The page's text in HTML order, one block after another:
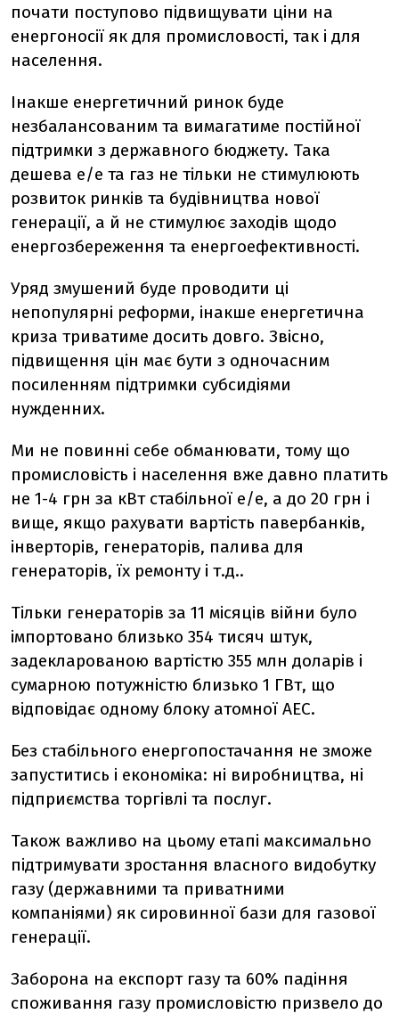
почати поступово підвищувати ціни на
енергоносії як для промисловості, так і для
населення.
Інакше енергетичний ринок буде
незбалансованим та вимагатиме постійної
підтримки з державного бюджету. Така
дешева е/е та газ не тільки не стимулюють
розвиток ринків та будівництва нової
генерації, а й не стимулює заходів щодо
енергозбереження та енергоефективності.
Уряд змушений буде проводити ці
непопулярні реформи, інакше енергетична
криза триватиме досить довго. Звісно,
підвищення цін має бути з одночасним
посиленням підтримки субсидіями
нужденних.
Ми не повинні себе обманювати, тому що
промисловість і населення вже давно платить
не 1-4 грн за кВт стабільної е/е, а до 20 грн і
вище, якщо рахувати вартість павербанків,
інверторів, генераторів, палива для
генераторів, їх ремонту і т.д..
Тільки генераторів за 11 місяців війни було
імпортовано близько 354 тисяч штук,
задекларованою вартістю 355 млн доларів і
сумарною потужністю близько 1 ГВт, що
відповідає одному блоку атомної АЕС.
Без стабільного енергопостачання не зможе
запуститись і економіка: ні виробництва, ні
підприємства торгівлі та послуг.
Також важливо на цьому етапі максимально
підтримувати зростання власного видобутку
газу (державними та приватними
компаніями) як сировинної бази для газової
генерації.
Заборона на експорт газу та 60% падіння
споживання газу промисловістю призвело до